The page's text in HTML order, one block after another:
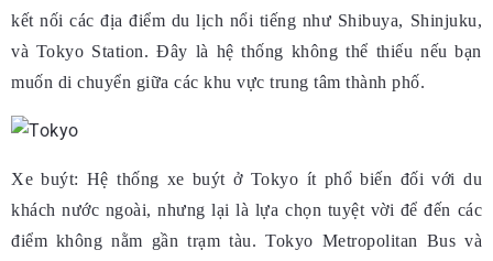
kết nối các địa điểm du lịch nổi tiếng như Shibuya, Shinjuku,
và Tokyo Station. Đây là hệ thống không thể thiếu nếu bạn
muốn di chuyển giữa các khu vực trung tâm thành phố.
Xe buýt: Hệ thống xe buýt ở Tokyo ít phổ biến đối với du
khách nước ngoài, nhưng lại là lựa chọn tuyệt vời để đến các
điểm không nằm gần trạm tàu. Tokyo Metropolitan Bus và